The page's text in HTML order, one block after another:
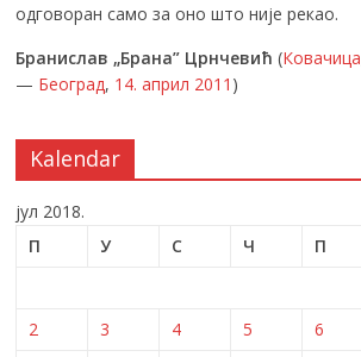
одговоран само за оно што није рекао.
Бранислав „Брана” Црнчевић (Ковачица
— Београд, 14. април 2011 )
Kalendar
јул 2018.
П
У С Ч П
2
3 4 5 6